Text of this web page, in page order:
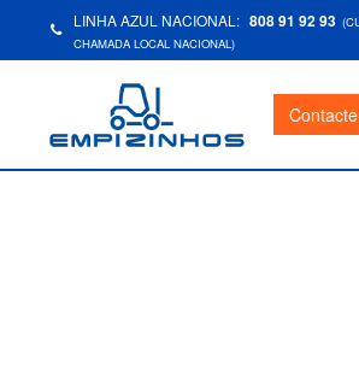
LINHA AZUL NACIONAL: 808 91 92 93
CHAMADA LOCAL NACIONAL)